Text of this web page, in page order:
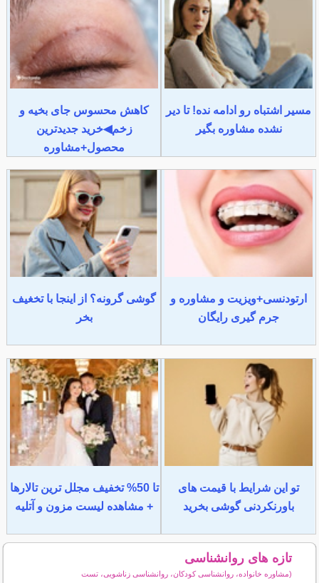
مسیر اشتباه رو ادامه نده! تا دیر
نشده مشاوره بگیر
کاهش محسوس جای بخیه و
زخم◀خرید جدیدترین
محصول+مشاوره
ارتودنسی+ویزیت و مشاوره و
جرم گیری رایگان
گوشی گرونه؟ از اینجا با تخغیف
بخر
تو این شرایط با قیمت های
باورنکردنی گوشی بخرید
تا 50% تخفیف مجلل ترین تالارها
+ مشاهده لیست مزون و آتلیه
تازه های روانشناسی
(مشاوره خانواده، روانشناسی کودکان، روانشناسی زناشویی، تست